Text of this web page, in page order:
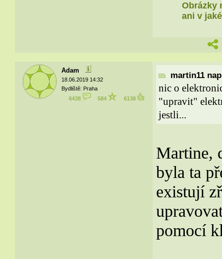
Obrázky
ani v
Adam
18.06.2019 14:32
Bydliště: Praha
6438
584 6138
martin11
nic o
"upravit"
jestli...
Martine,
byla ta
existují
pomocí